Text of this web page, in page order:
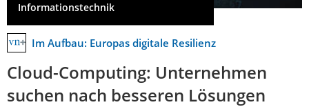
Informationstechnik
Im Aufbau: Europas digitale Resilienz
Cloud-Computing: Unternehmen
suchen nach besseren Lösungen